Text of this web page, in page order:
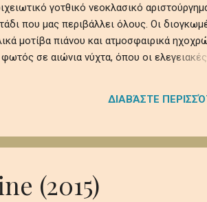
γοτθικό νεοκλασικό
που μας περιβάλλει όλους. Οι
μοτίβα πιάνου και ατμοσφαιρικά
σε αιώνια νύχτα, όπου οι ελεγειακές
τους ακροατές σε ένα κινηματογραφικό
προσωπικές και καθολικές σκιές σε
τα έγχορδα δημιουργούν μία
ΔΙΑΒΆΣΤΕ
(2015)